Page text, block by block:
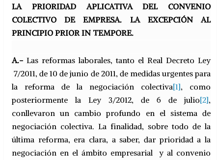
LA PRIORIDAD APLICATIVA DEL CONVENIO
COLECTIVO DE EMPRESA. LA EXCEPCIÓN AL
PRINCIPIO PRIOR IN TEMPORE.
A.-Las reformas laborales, tanto el Real Decreto Ley
7/2011, de 10 de junio de 2011, de medidas urgentes para
la reforma de la negociación colectiva[1], como
posteriormente la Ley 3/2012, de 6 de julio[2],
conllevaron un cambio profundo en el sistema de
negociación colectiva. La finalidad, sobre todo de la
última reforma, era clara, a saber, dar prioridad a la
negociación en el ámbito empresarial y al convenio